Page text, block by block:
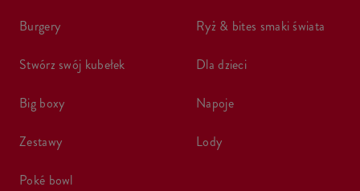
burgery
stwórz swój kubełek
big boxy
zestawy
poké bowl
ryż & bites smaki świata
dla dzieci
napoje
lody